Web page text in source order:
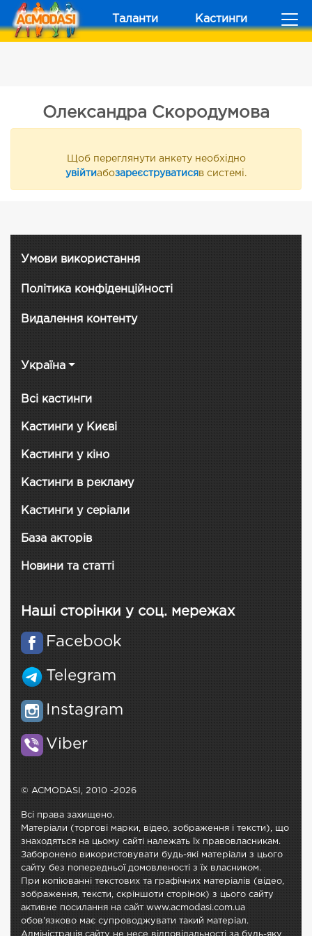
Таланти Кастинги
Олександра Скородумова
Щоб переглянути анкету необхідно
увійтиабозареєструватисяв системі.
Умови використання
Політика конфіденційності
Видалення контенту
Україна
Всі кастинги
Кастинги у Києві
Кастинги у кіно
Кастинги в рекламу
Кастинги у серіали
База акторів
Новини та статті
Наші сторінки у соц. мережах
Facebook
Telegram
Instagram
Viber
© ACMODASI, 2010 -2026
Всі права захищено.
Матеріали (торгові марки, відео, зображення і тексти), що
знаходяться на цьому сайті належать їх правовласникам.
Заборонено використовувати будь-які матеріали з цього
сайту без попередньої домовленості з їх власником.
При копіюванні текстових та графічних матеріалів (відео,
зображення, тексти, скріншоти сторінок) з цього сайту
активне посилання на сайт www.acmodasi.com.ua
обов'язково має супроводжувати такий матеріал.
Адміністрація сайту не несе відповідальності за будь-яку